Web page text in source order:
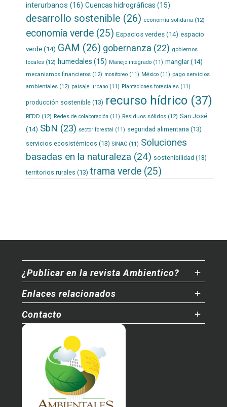
interurbanos (16) Cuencas hidrográficas (15)
desarrollo sostenible (26) economía solidaria (12)
economía verde(25) Espacios verdes(14) espacio
verde(14) GAM (26) gobernanza (22) gobiernos
locales(12) humedales (15) Manejo integrado(11) manglar(14)
mecanismos financieros(12) monitoreo(11) México(11) pago servicios
ambientales(12) paisaje urbano(11) Plantaciones forestales(11)
producción sostenible(13) recurso hídrico(37)
REDD (12) Redes de colaboración (11) Residuos sólidos(12) San José
(14) SbN (23) sector forestal (11) seguridad alimentaria (13)
servicios ecosistémicos (13) SINAC(11) Soluciones
basadas en la naturaleza (24) sostenibilidad (13)
territorios rurales (13) trama verde(25)
¿Publicar en la revista Ambientico?
Enlaces relacionados
Contacto